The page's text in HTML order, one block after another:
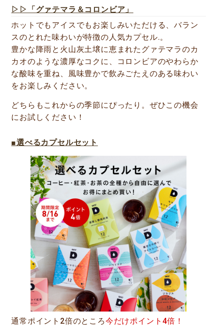
▷▷「グァテマラ＆コロンビア」
ホットでもアイスでもお楽しみいただける、バラン
スのとれた味わいが特徴の人気カプセル.。
豊かな降雨と火山灰土壌に恵まれたグァテマラのカ
カオのような濃厚なコクに、コロンビアのやわらか
な酸味を重ね、風味豊かで飲みごたえのある味わい
をお楽しみください。
どちらもこれからの季節にぴったり。ぜひこの機会
にお試しください！
■選べるカプセルセット
通常ポイント2倍のところ今だけポイント4倍！